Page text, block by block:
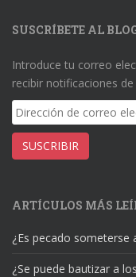
SUSCRÍBETE AL
Introduce tu correo
recibir notificaciones
Dirección
de
correo
electrónico
SUSCRIBIR
ARTÍCULOS MÁS
¿Es pecado someterse
¿Se puede bautizar a